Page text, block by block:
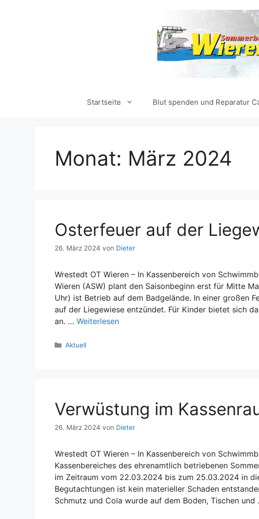
Startseite Blut spenden und Reparatur
Monat: März 2024
Osterfeuer auf der
26. März 2024 von Dieter
Wrestedt OT Wieren – In Kassenbereich von
Wieren (ASW) plant den Saisonbeginn erst für Mitte
Uhr) ist Betrieb auf dem Badgelände. In einer großen
auf der Liegewiese entzündet. Für Kinder bietet sich
an. … Weiterlesen
Kategorien
Aktuell
Verwüstung im
26. März 2024 von Dieter
Wrestedt OT Wieren – In Kassenbereich von
Kassenbereiches des ehrenamtlich betriebenen
im Zeitraum vom 22.03.2024 bis zum 25.03.2024 in
Begutachtungen ist kein materieller Schaden
Schmutz und Cola wurde auf dem Boden, Tischen und